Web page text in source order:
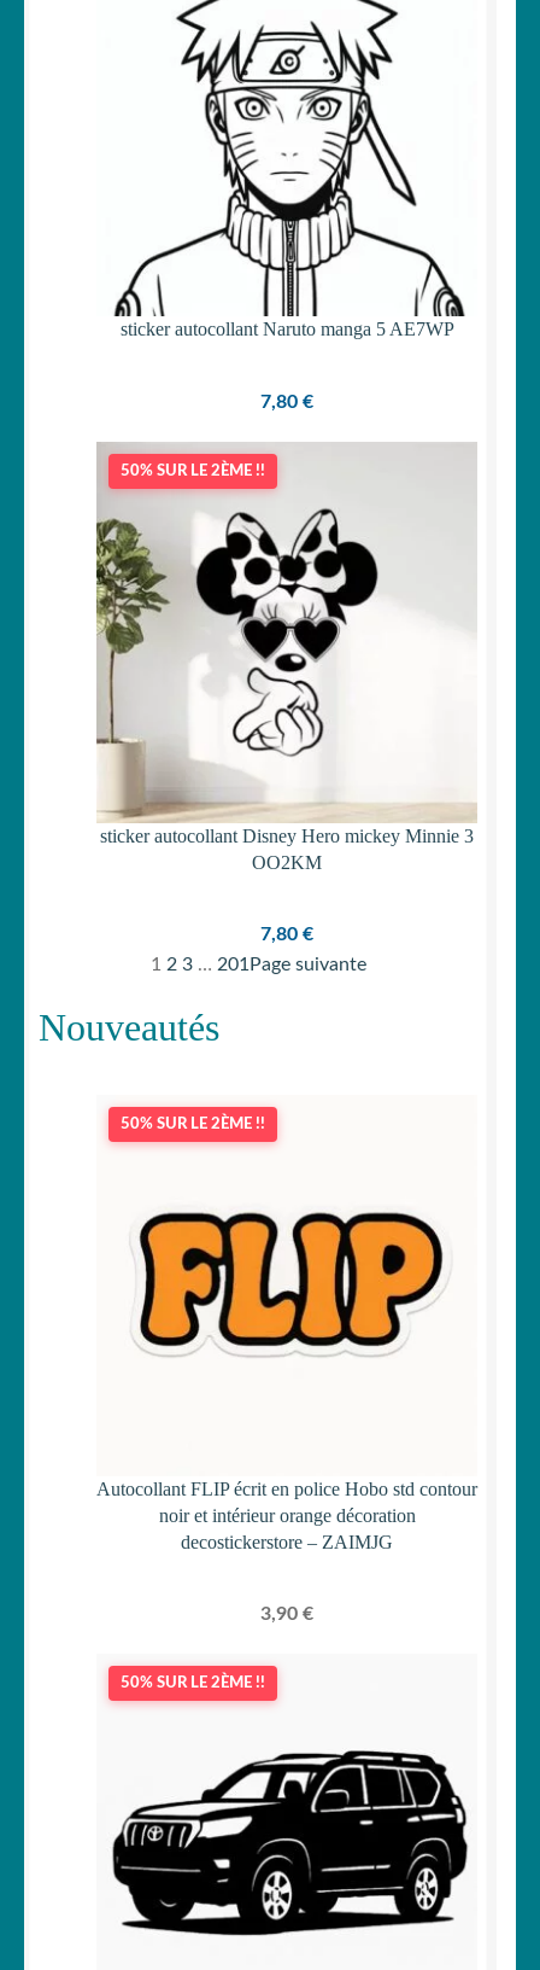
sticker autocollant Naruto manga 5 AE7WP
7,80 €
50% SUR LE 2ÈME !!
sticker autocollant Disney Hero mickey Minnie 3
OO2KM
7,80 €
1 2 3 … 201 Page suivante
Nouveautés
50% SUR LE 2ÈME !!
Autocollant FLIP écrit en police Hobo std contour
noir et intérieur orange décoration
decostickerstore – ZAIMJG
3,90 €
50% SUR LE 2ÈME !!